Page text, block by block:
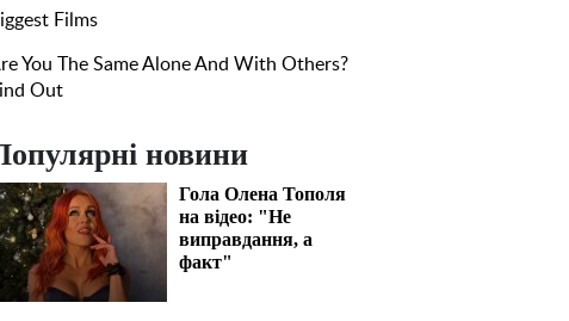
новини
Гола Олена Тополя
на відео: "Не
виправдання, а
факт"